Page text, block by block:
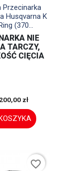
podgląd
Przecinarka
Husqvarna K
(370...
NIE
TARCZY,
CIĘCIA
zł
favorite_border